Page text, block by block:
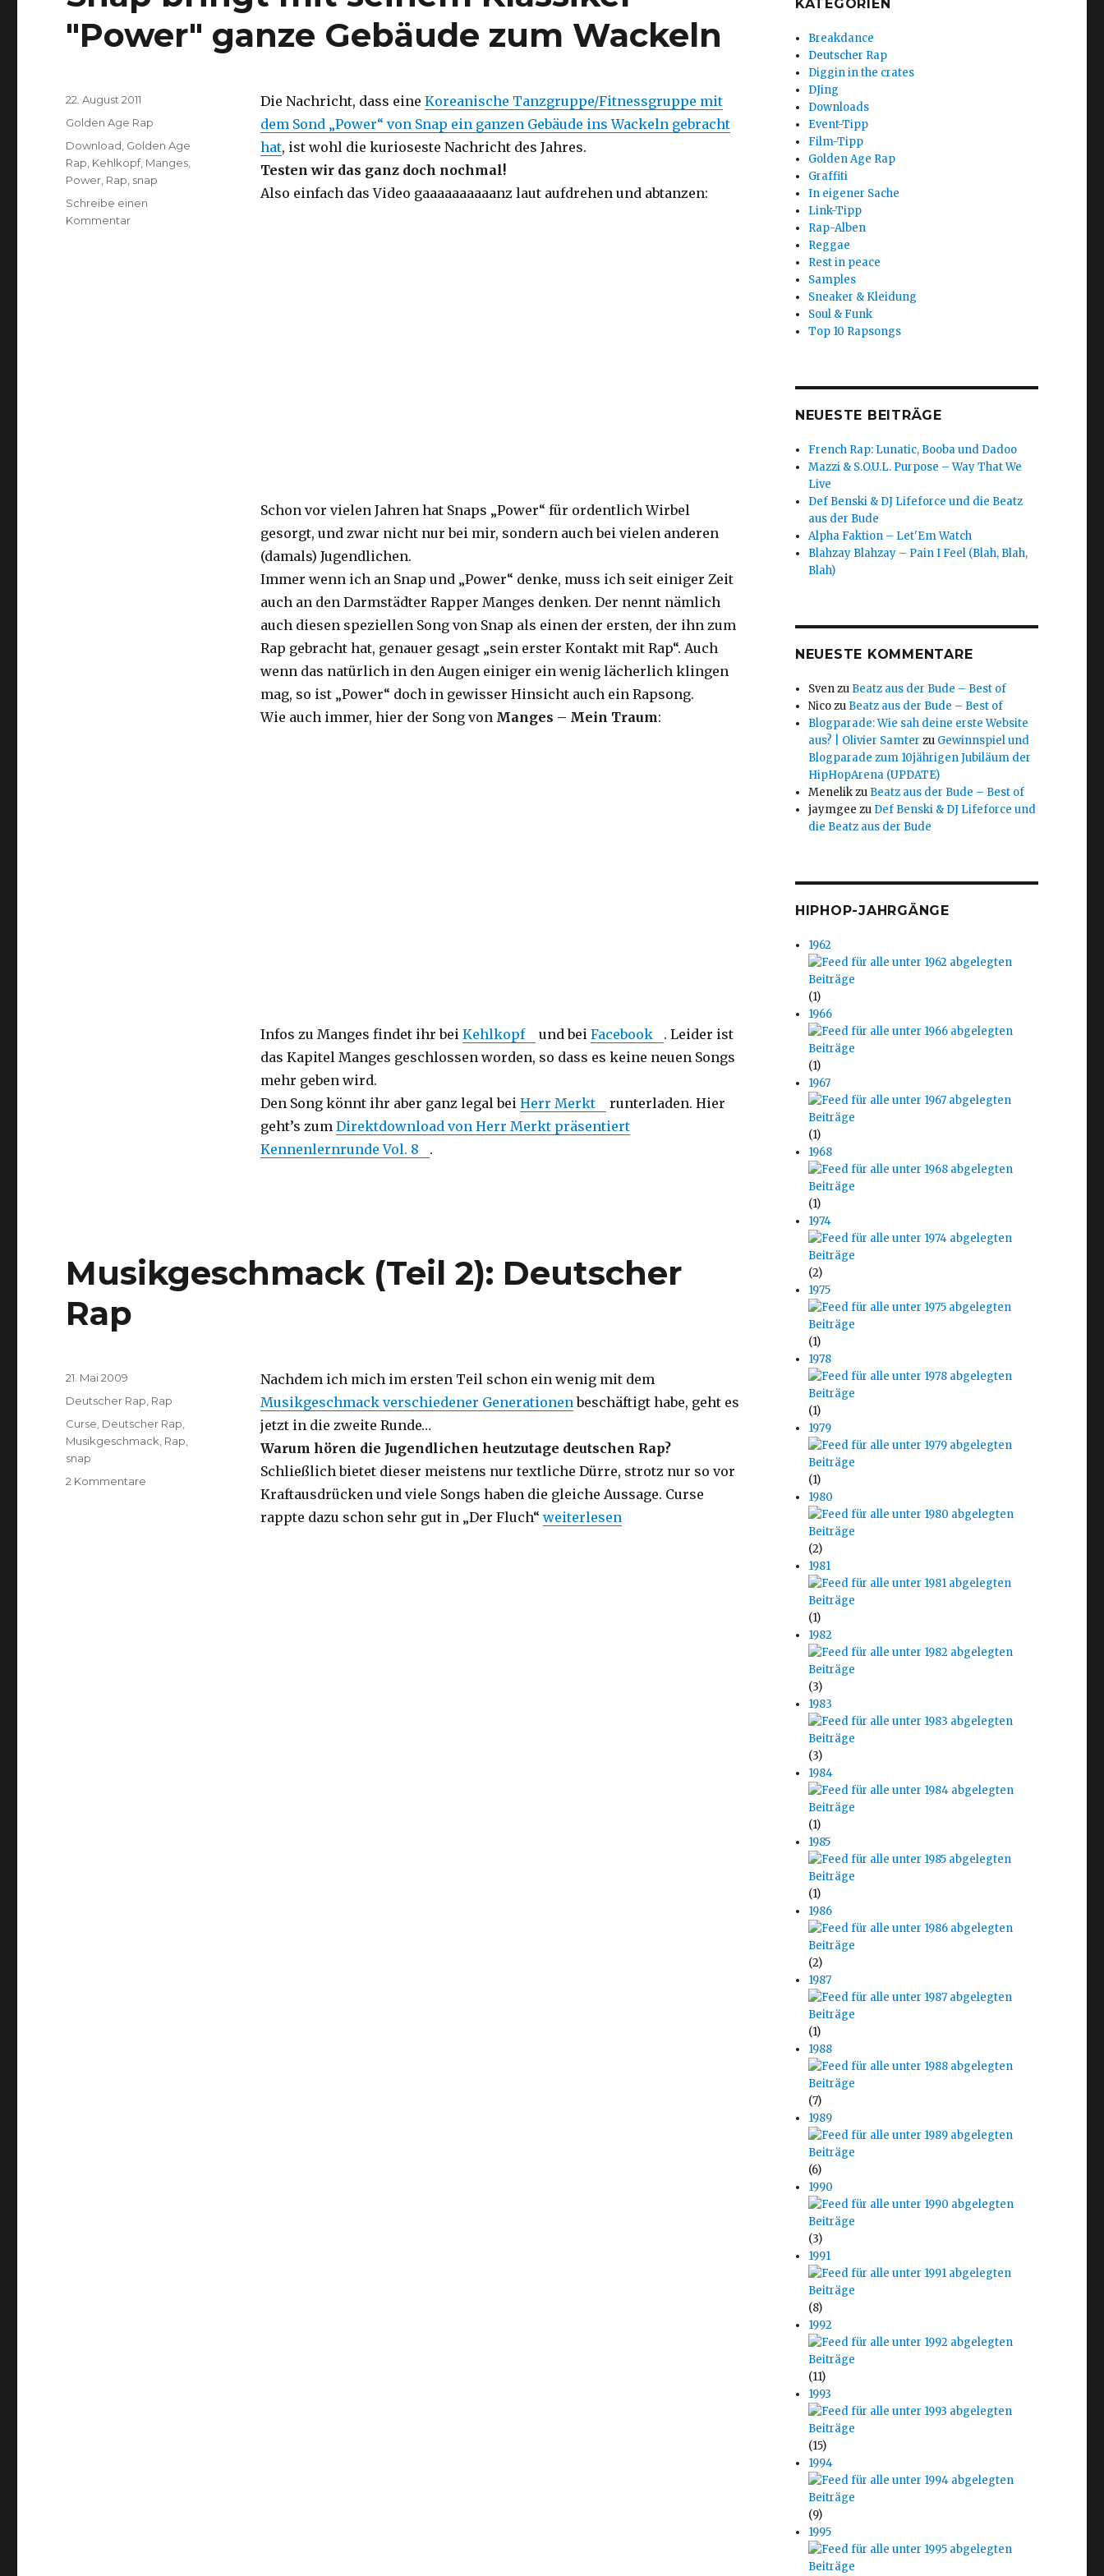
"Power" ganze Gebäude zum Wackeln
Die Nachricht, dass eine Koreanische Tanzgruppe/Fitnessgruppe mit
dem Sond „Power“ von Snap ein ganzen Gebäude ins Wackeln gebracht
hat, ist wohl die kurioseste Nachricht des Jahres.
Testen wir das ganz doch nochmal!
Also einfach das Video gaaaaaaaaaanz laut aufdrehen und abtanzen:
Schon vor vielen Jahren hat Snaps „Power“ für ordentlich Wirbel
gesorgt, und zwar nicht nur bei mir, sondern auch bei vielen anderen
(damals) Jugendlichen.
Immer wenn ich an Snap und „Power“ denke, muss ich seit einiger Zeit
auch an den Darmstädter Rapper Manges denken. Der nennt nämlich
auch diesen speziellen Song von Snap als einen der ersten, der ihn zum
Rap gebracht hat, genauer gesagt „sein erster Kontakt mit Rap“. Auch
wenn das natürlich in den Augen einiger ein wenig lächerlich klingen
mag, so ist „Power“ doch in gewisser Hinsicht auch ein Rapsong.
Wie auch immer, hier der Song von Manges – Mein Traum:
Infos zu Manges findet ihr bei Kehlkopf und bei Facebook
. Leider ist
das Kapitel Manges geschlossen worden, so dass es keine neuen Songs
mehr geben wird.
Den Song könnt ihr aber ganz legal bei Herr Merkt
runterladen. Hier
geht’s zum Direktdownload von Herr Merkt präsentiert
Kennenlernrunde Vol. 8
.
Veröffentlicht
am
22. August 2011
Kategorien
Golden Age Rap
Schlagwörter
Download Golden Age
Rap Kehlkopf, Manges
Power Rap snap
Schreibe einen
Kommentarzu
Musikgeschmack (Teil 2): Deutscher
Rap
Nachdem ich mich im ersten Teil schon ein wenig mit dem
Musikgeschmack verschiedener Generationenbeschäftigt habe, geht es
jetzt in die zweite Runde…
Warum hören die Jugendlichen heutzutage deutschen Rap?
Schließlich bietet dieser meistens nur textliche Dürre, strotz nur so vor
Kraftausdrücken und viele Songs haben die gleiche Aussage. Curse
rappte dazu schon sehr gut in „Der Fluch“ „Musikgeschmack (Teil 2): Deutscher Rap“
weiterlesen
Veröffentlicht
21. Mai 2009
Kategorien
Deutscher Rap Rap
Schlagwörter
Curse Deutscher Rap
Musikgeschmack Rap
snap
2 Kommentare
KATEGORIEN
Breakdance
Deutscher Rap
Diggin in the crates
DJing
Downloads
Event-Tipp
Film-Tipp
Golden Age Rap
Graffiti
In eigener Sache
Link-Tipp
Rap-Alben
Reggae
Rest in peace
Samples
Sneaker & Kleidung
Soul & Funk
Top 10 Rapsongs
NEUESTE BEITRÄGE
French Rap: Lunatic, Booba und Dadoo
Mazzi & S.O.U.L. Purpose – Way That We
Live
Def Benski & DJ Lifeforce und die Beatz
aus der Bude
Alpha Faktion – Let'Em Watch
Blahzay Blahzay – Pain I Feel (Blah, Blah,
Blah)
NEUESTE KOMMENTARE
Svenzu Beatz aus der Bude – Best of
Nicozu Beatz aus der Bude – Best of
Blogparade: Wie sah deine erste Website
aus? | Olivier Samter zu Gewinnspiel und
Blogparade zum 10jährigen Jubiläum der
HipHopArena (UPDATE)
Menelikzu Beatz aus der Bude – Best of
jaymgee zu Def Benski & DJ Lifeforce und
die Beatz aus der Bude
HIPHOP-JAHRGÄNGE
1962
(1)
1966
(1)
1967
(1)
1968
(1)
1974
(2)
1975
(1)
1978
(1)
1979
(1)
1980
(2)
1981
(1)
1982
(3)
1983
(3)
1984
(1)
1985
(1)
1986
(2)
1987
(1)
1988
(7)
1989
(6)
1990
(3)
1991
(8)
1992
(11)
1993
(15)
1994
(9)
1995